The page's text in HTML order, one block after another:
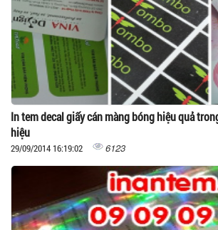
In tem decal giấy cán màng bóng hiệu quả
hiệu
29/09/2014 16:19:02 6123